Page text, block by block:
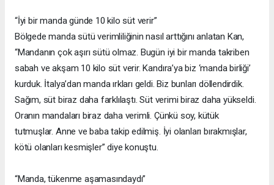
“İyi bir manda günde 10 kilo süt verir”
Bölgede manda sütü verimliliğinin nasıl arttığını anlatan Kan,
“Mandanın çok aşırı sütü olmaz. Bugün iyi bir manda takriben
sabah ve akşam 10 kilo süt verir. Kandıra’ya biz ‘manda birliği’
kurduk. İtalya’dan manda ırkları geldi. Biz bunları döllendirdik.
Sağım, süt biraz daha farklılaştı. Süt verimi biraz daha yükseldi.
Oranın mandaları biraz daha verimli. Çünkü soy, kütük
tutmuşlar. Anne ve baba takip edilmiş. İyi olanları bırakmışlar,
kötü olanları kesmişler” diye konuştu.
“Manda, tükenme aşamasındaydı”